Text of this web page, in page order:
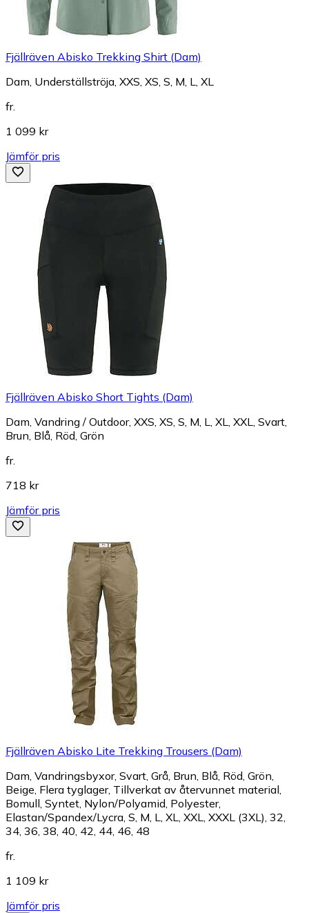
Fjällräven Abisko Trekking Shirt (Dam)
Dam, Underställströja, XXS, XS, S, M, L, XL
fr.
1 099 kr
Jämför pris
Fjällräven Abisko Short Tights (Dam)
Dam, Vandring / Outdoor, XXS, XS, S, M, L, XL, XXL, Svart,
Brun, Blå, Röd, Grön
fr.
718 kr
Jämför pris
Fjällräven Abisko Lite Trekking Trousers (Dam)
Dam, Vandringsbyxor, Svart, Grå, Brun, Blå, Röd, Grön,
Beige, Flera tyglager, Tillverkat av återvunnet material,
Bomull, Syntet, Nylon/Polyamid, Polyester,
Elastan/Spandex/Lycra, S, M, L, XL, XXL, XXXL (3XL), 32,
34, 36, 38, 40, 42, 44, 46, 48
fr.
1 109 kr
Jämför pris